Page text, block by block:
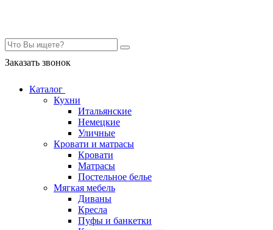
Заказать звонок
Каталог
Кухни
Итальянские
Немецкие
Уличные
Кровати и матрасы
Кровати
Матрасы
Постельное белье
Мягкая мебель
Диваны
Кресла
Пуфы и банкетки